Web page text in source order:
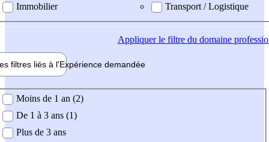
Immobilier
Transport / Logistique
Appliquerle filtre du domaine
filtres liés à l'Expérience demandée
demandée
Moins de 1 an (2)
De 1 à 3 ans (1)
Plus de 3 ans